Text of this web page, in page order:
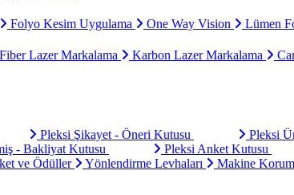
Folyo Kesim Uygulama One Way Vision Lümen
Fiber Lazer Markalama Karbon Lazer Markalama
Pleksi Şikayet - Öneri Kutusu Pleksi
- Bakliyat Kutusu Pleksi Anket Kutusu
ve Ödüller Yönlendirme Levhaları Makine